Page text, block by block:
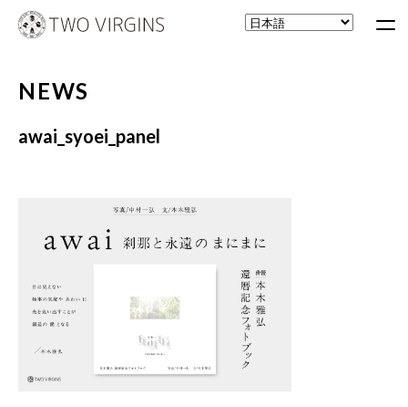
NEWS
awai_syoei_panel